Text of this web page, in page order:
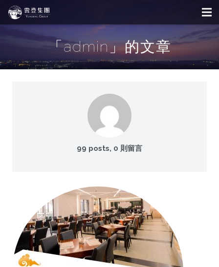
「admin」的文章
99 posts, 0 則留言